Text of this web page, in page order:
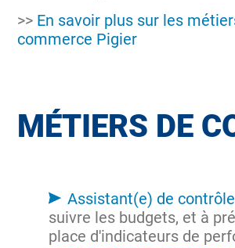
>> En savoir plus sur les
commerce Pigier
MÉTIERS DE
Assistant(e) de
suivre les budgets, et à
place d'indicateurs de